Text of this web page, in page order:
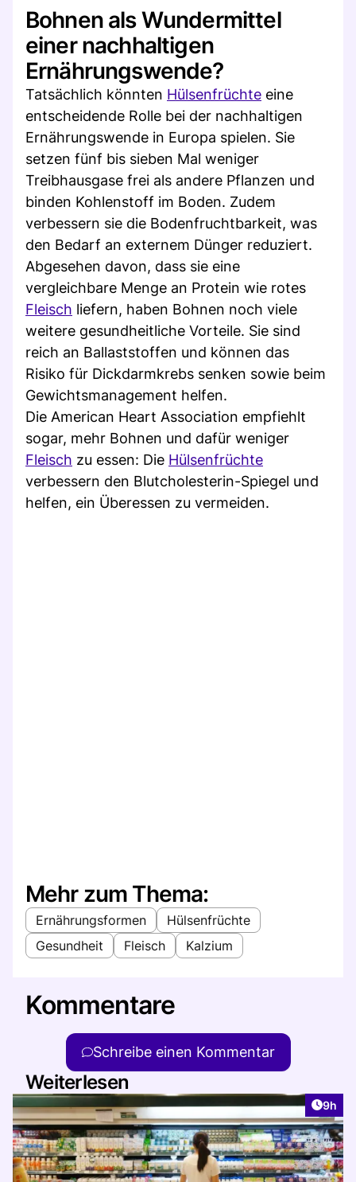
Bohnen als Wundermittel
einer nachhaltigen
Ernährungswende?
Tatsächlich könnten Hülsenfrüchte eine
entscheidende Rolle bei der nachhaltigen
Ernährungswende in Europa spielen. Sie
setzen fünf bis sieben Mal weniger
Treibhausgase frei als andere Pflanzen und
binden Kohlenstoff im Boden. Zudem
verbessern sie die Bodenfruchtbarkeit, was
den Bedarf an externem Dünger reduziert.
Abgesehen davon, dass sie eine
vergleichbare Menge an Protein wie rotes
Fleisch liefern, haben Bohnen noch viele
weitere gesundheitliche Vorteile. Sie sind
reich an Ballaststoffen und können das
Risiko für Dickdarmkrebs senken sowie beim
Gewichtsmanagement helfen.
Die American Heart Association empfiehlt
sogar, mehr Bohnen und dafür weniger
Fleisch zu essen: Die Hülsenfrüchte
verbessern den Blutcholesterin-Spiegel und
helfen, ein Überessen zu vermeiden.
Mehr zum Thema:
Ernährungsformen
Hülsenfrüchte
Gesundheit
Fleisch Kalzium
Kommentare
Schreibe einen Kommentar
Weiterlesen
9h